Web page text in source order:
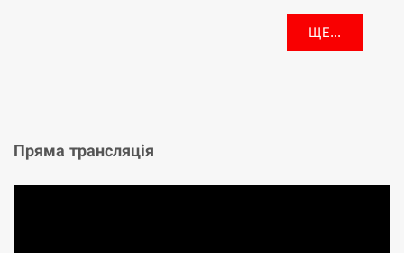
ЩЕ...
Пряма трансляція